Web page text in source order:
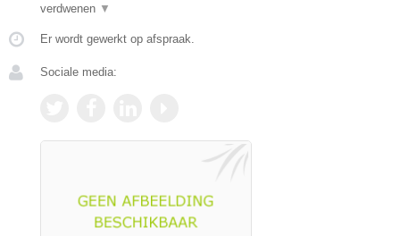
verdwenen ▼
Er wordt gewerkt op afspraak.
Sociale media: